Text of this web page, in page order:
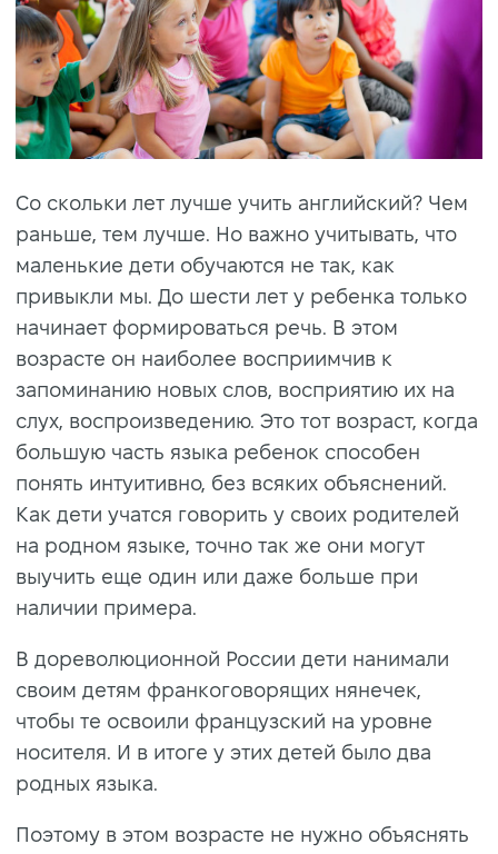
Со скольки лет лучше учить английский? Чем
раньше, тем лучше. Но важно учитывать, что
маленькие дети обучаются не так, как
привыкли мы. До шести лет у ребенка только
начинает формироваться речь. В этом
возрасте он наиболее восприимчив к
запоминанию новых слов, восприятию их на
слух, воспроизведению. Это тот возраст, когда
большую часть языка ребенок способен
понять интуитивно, без всяких объяснений.
Как дети учатся говорить у своих родителей
на родном языке, точно так же они могут
выучить еще один или даже больше при
наличии примера.
В дореволюционной России дети нанимали
своим детям франкоговорящих нянечек,
чтобы те освоили французский на уровне
носителя. И в итоге у этих детей было два
родных языка.
Поэтому в этом возрасте не нужно объяснять